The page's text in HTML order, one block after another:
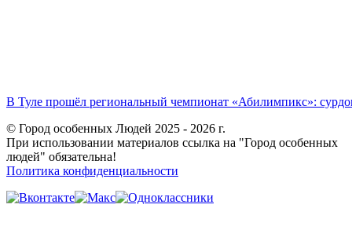
В Туле прошёл региональный чемпионат «Абилимпикс»:
© Город особенных Людей 2025 - 2026 г.
При использовании материалов ссылка на "Город особенных
людей" обязательна!
Политика конфиденциальности